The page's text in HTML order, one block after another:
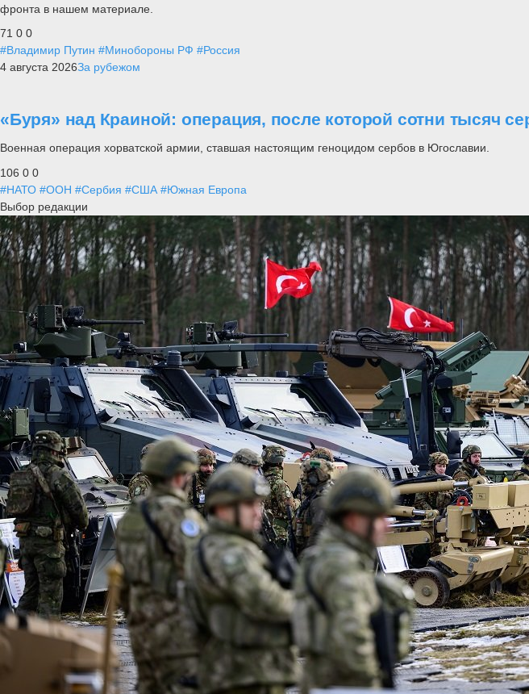
фронта в нашем материале.
71 0 0
#Владимир Путин #Минобороны РФ #Россия
4 августа 2026За рубежом
«Буря» над Краиной: операция, после которой сотни тысяч
Военная операция хорватской армии, ставшая настоящим геноцидом сербов в Югославии.
106 0 0
#НАТО #ООН #Сербия #США #Южная Европа
Выбор редакции